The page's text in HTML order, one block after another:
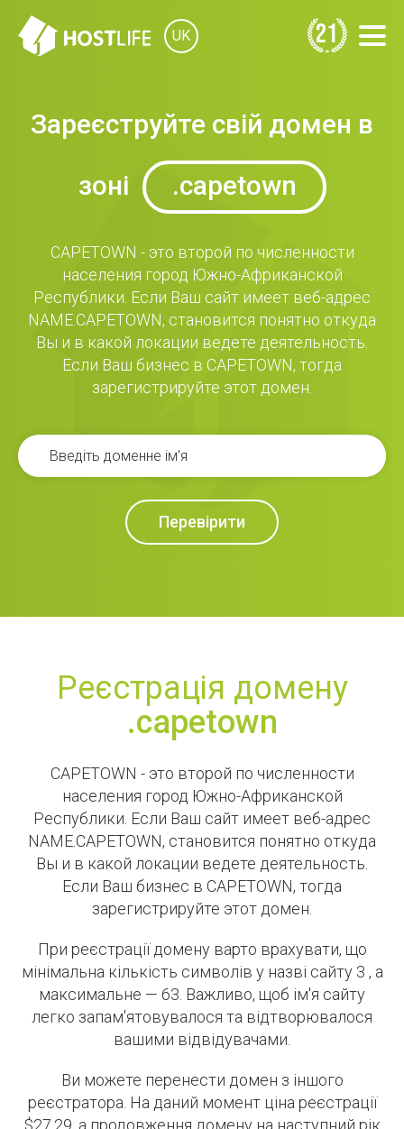
UK 21
Зареєструйте свій домен в
зоні
.capetown
CAPETOWN - это второй по численности
населения город Южно-Африканской
Республики. Если Ваш сайт имеет веб-адрес
NAME.CAPETOWN, становится понятно откуда
Вы и в какой локации ведете деятельность.
Если Ваш бизнес в CAPETOWN, тогда
зарегистрируйте этот домен.
Перевірити
Реєстрація домену
.capetown
CAPETOWN - это второй по численности
населения город Южно-Африканской
Республики. Если Ваш сайт имеет веб-адрес
NAME.CAPETOWN, становится понятно откуда
Вы и в какой локации ведете деятельность.
Если Ваш бизнес в CAPETOWN, тогда
зарегистрируйте этот домен.
При реєстрації домену варто врахувати, що
мінімальна кількість символів у назві сайту 3 , а
максимальне — 63. Важливо, щоб ім'я сайту
легко запам'ятовувалося та відтворювалося
вашими відвідувачами.
Ви можете перенести домен з іншого
реєстратора. На даний момент ціна реєстрації
$27.29, а продовження домену на наступний рік